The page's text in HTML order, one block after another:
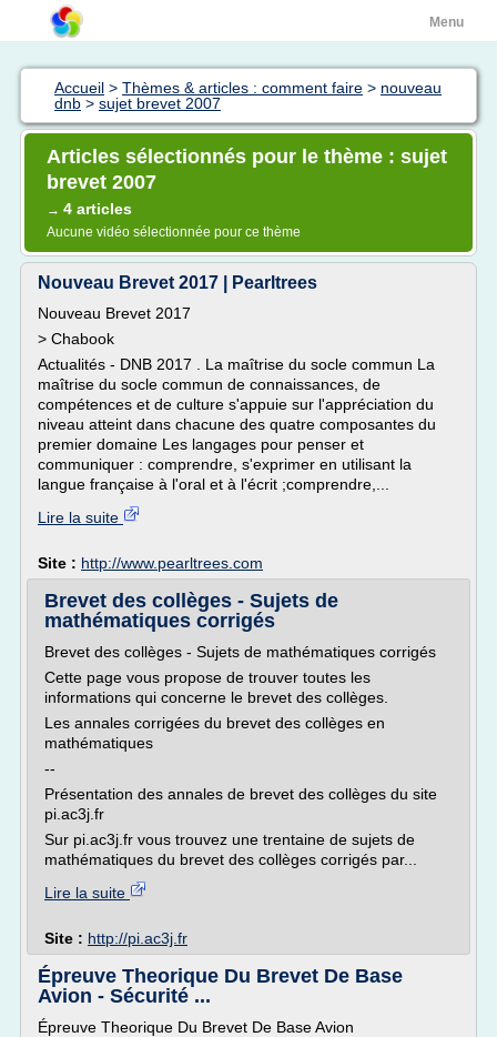
Menu
Accueil > Thèmes & articles : comment faire > nouveau
dnb > sujet brevet 2007
Articles sélectionnés pour le thème : sujet
brevet 2007
→ 4 articles
Aucune vidéo sélectionnée pour ce thème
Nouveau Brevet 2017 | Pearltrees
Nouveau Brevet 2017
> Chabook
Actualités - DNB 2017 . La maîtrise du socle commun La
maîtrise du socle commun de connaissances, de
compétences et de culture s'appuie sur l'appréciation du
niveau atteint dans chacune des quatre composantes du
premier domaine Les langages pour penser et
communiquer : comprendre, s'exprimer en utilisant la
langue française à l'oral et à l'écrit ;comprendre,...
Lire la suite
Site : http://www.pearltrees.com
Brevet des collèges - Sujets de
mathématiques corrigés
Brevet des collèges - Sujets de mathématiques corrigés
Cette page vous propose de trouver toutes les
informations qui concerne le brevet des collèges.
Les annales corrigées du brevet des collèges en
mathématiques
--
Présentation des annales de brevet des collèges du site
pi.ac3j.fr
Sur pi.ac3j.fr vous trouvez une trentaine de sujets de
mathématiques du brevet des collèges corrigés par...
Lire la suite
Site : http://pi.ac3j.fr
Épreuve Theorique Du Brevet De Base
Avion - Sécurité ...
Épreuve Theorique Du Brevet De Base Avion